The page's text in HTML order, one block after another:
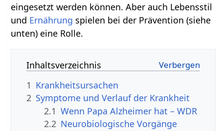
eingesetzt werden können. Aber auch Lebensstil
und Ernährung spielen bei der Prävention (siehe
unten) eine Rolle.
Inhaltsverzeichnis
1 Krankheitsursachen
2 Symptome und Verlauf der Krankheit
2.1 Wenn Papa Alzheimer hat – WDR
2.2 Neurobiologische Vorgänge